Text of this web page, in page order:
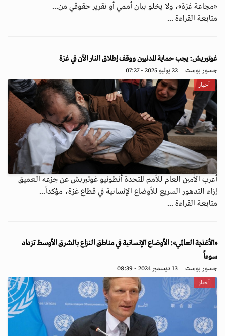
«مجاعة غزة»، ولا يخلو بيان أممي أو تقرير حقوقي من...
متابعة القراءة ...
غوتيريش: يجب حماية المدنيين ووقف إطلاق النار الآن في غزة
جسور بوست 22 يوليو 2025 - 07:27
أخبار
أعرب الأمين العام للأمم المتحدة أنطونيو غوتيريش عن جزعه العميق
إزاء التدهور السريع للأوضاع الإنسانية في قطاع غزة، مؤكداً...
متابعة القراءة ...
«الأغذية العالمي»: الأوضاع الإنسانية في مناطق النزاع بالشرق الأوسط تزداد
سوءاً
جسور بوست 13 ديسمبر 2024 - 08:39
أخبار